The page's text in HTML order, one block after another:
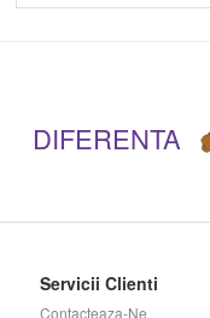
DIFERENTA
Servicii Clienti
Contacteaza-Ne